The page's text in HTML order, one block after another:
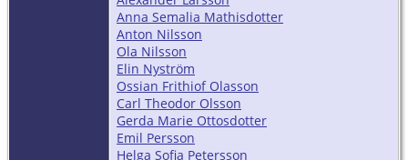
Anna Semalia Mathisdotter
Anton Nilsson
Ola Nilsson
Elin Nyström
Ossian Frithiof Olasson
Carl Theodor Olsson
Gerda Marie Ottosdotter
Emil Persson
Helga Sofia Petersson